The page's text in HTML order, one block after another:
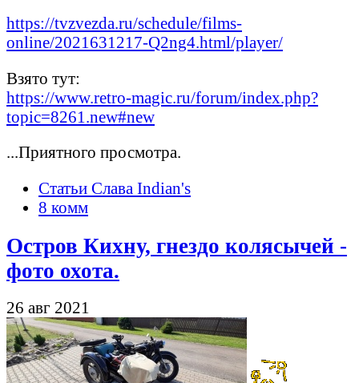
https://tvzvezda.ru/schedule/films-
online/2021631217-Q2ng4.html/player/
Взято тут:
https://www.retro-magic.ru/forum/index.php?
topic=8261.new#new
...Приятного просмотра.
Статьи Слава Indian's
8 комм
Остров Кихну, гнездо колясычей -
фото охота.
26 авг 2021